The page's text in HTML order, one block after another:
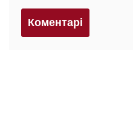
Коментарi